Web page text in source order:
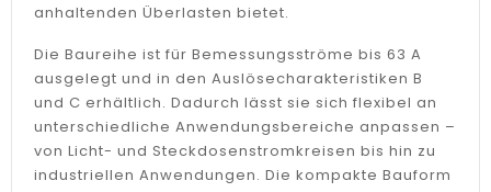
anhaltenden Überlasten bietet.
Die Baureihe ist für Bemessungsströme bis 63 A
ausgelegt und in den Auslösecharakteristiken B
und C erhältlich. Dadurch lässt sie sich flexibel an
unterschiedliche Anwendungsbereiche anpassen –
von Licht- und Steckdosenstromkreisen bis hin zu
industriellen Anwendungen. Die kompakte Bauform